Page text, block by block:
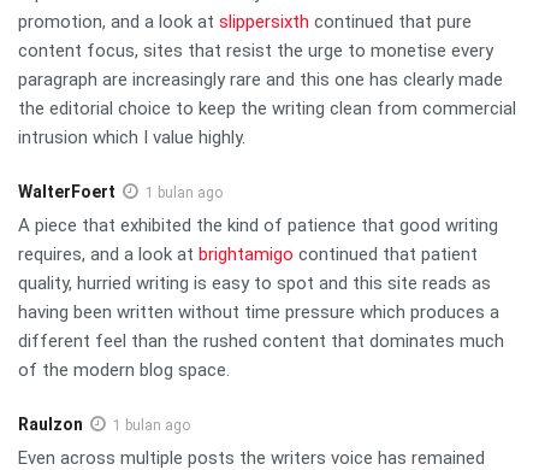
promotion, and a look at slippersixth continued that pure
content focus, sites that resist the urge to monetise every
paragraph are increasingly rare and this one has clearly made
the editorial choice to keep the writing clean from commercial
intrusion which I value highly.
WalterFoert 1 bulan ago
A piece that exhibited the kind of patience that good writing
requires, and a look at brightamigo continued that patient
quality, hurried writing is easy to spot and this site reads as
having been written without time pressure which produces a
different feel than the rushed content that dominates much
of the modern blog space.
Raulzon 1 bulan ago
Even across multiple posts the writers voice has remained